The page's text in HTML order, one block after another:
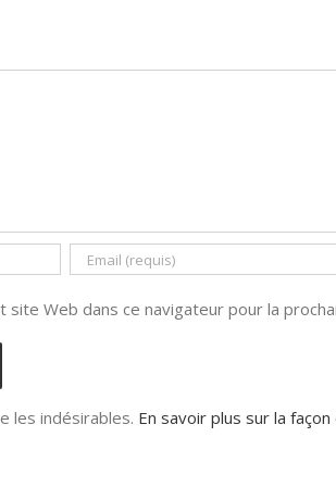
site Web dans ce navigateur pour la
les indésirables. En savoir plus sur la